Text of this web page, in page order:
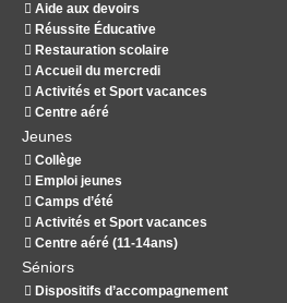
Aide aux devoirs
Réussite Éducative
Restauration scolaire
Accueil du mercredi
Activités et Sport vacances
Centre aéré
Jeunes
Collège
Emploi jeunes
Camps d’été
Activités et Sport vacances
Centre aéré (11-14ans)
Séniors
Dispositifs d’accompagnement